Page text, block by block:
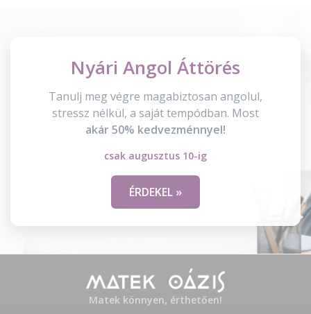
Nyári Angol Áttörés
Tanulj meg végre magabiztosan angolul,
stressz nélkül, a saját tempódban. Most
akár 50% kedvezménnyel!
csak augusztus 10-ig
ÉRDEKEL »
Matek könnyen, érthetően!